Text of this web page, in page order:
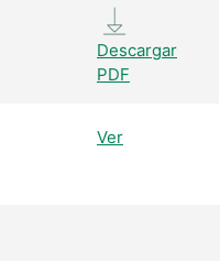
Descargar
PDF
Ver